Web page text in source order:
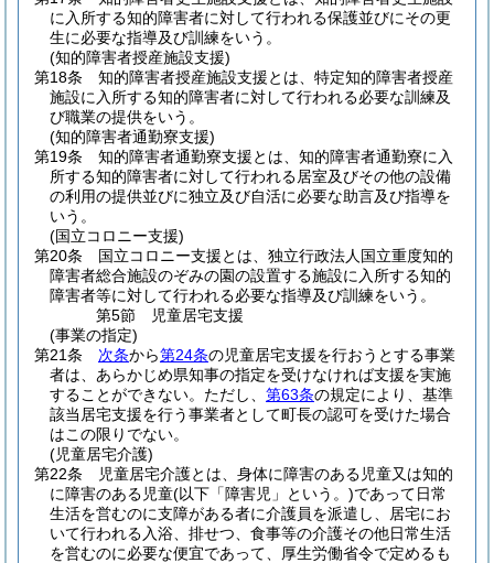
に入所する知的障害者に対して行われる保護並びにその更
生に必要な指導及び訓練をいう。
(知的障害者授産施設支援)
第18条
知的障害者授産施設支援とは、特定知的障害者授産
施設に入所する知的障害者に対して行われる必要な訓練及
び職業の提供をいう。
(知的障害者通勤寮支援)
第19条
知的障害者通勤寮支援とは、知的障害者通勤寮に入
所する知的障害者に対して行われる居室及びその他の設備
の利用の提供並びに独立及び自活に必要な助言及び指導を
いう。
(国立コロニー支援)
第20条
国立コロニー支援とは、独立行政法人国立重度知的
障害者総合施設のぞみの園の設置する施設に入所する知的
障害者等に対して行われる必要な指導及び訓練をいう。
第5節
児童居宅支援
(事業の指定)
第21条
次条から第24条の児童居宅支援を行おうとする事業
者は、あらかじめ県知事の指定を受けなければ支援を実施
することができない。 ただし、 第63条の規定により、基準
該当居宅支援を行う事業者として町長の認可を受けた場合
はこの限りでない。
(児童居宅介護)
第22条
児童居宅介護とは、身体に障害のある児童又は知的
に障害のある児童(以下「障害児」という。)であって日常
生活を営むのに支障がある者に介護員を派遣し、居宅にお
いて行われる入浴、排せつ、食事等の介護その他日常生活
を営むのに必要な便宜であって、厚生労働省令で定めるも